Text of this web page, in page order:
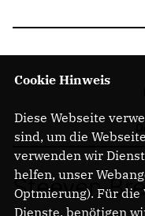
Steeven
Cookie Hinweis
Diese Webseite
sind, um die
verwenden wir
helfen, unser
Optmierung). Für
Dienste, benötigen